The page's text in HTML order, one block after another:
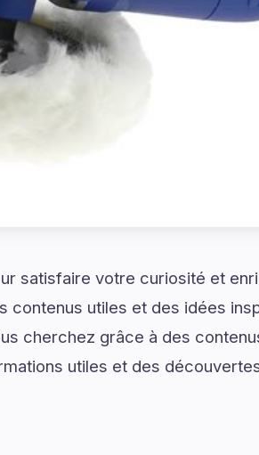
satisfaire votre curiosité et
contenus utiles et des idées
cherchez grâce à des
utiles et des